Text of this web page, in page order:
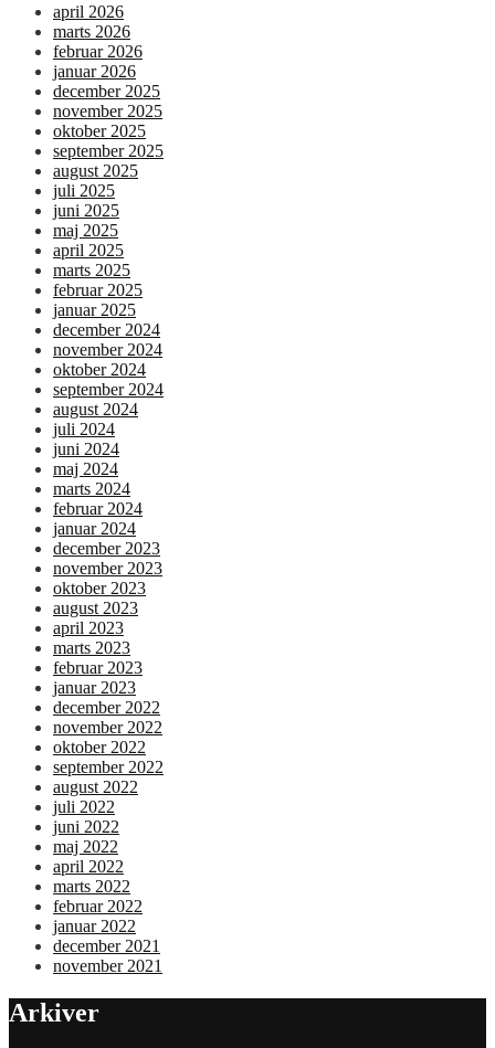
april 2026
marts 2026
februar 2026
januar 2026
december 2025
november 2025
oktober 2025
september 2025
august 2025
juli 2025
juni 2025
maj 2025
april 2025
marts 2025
februar 2025
januar 2025
december 2024
november 2024
oktober 2024
september 2024
august 2024
juli 2024
juni 2024
maj 2024
marts 2024
februar 2024
januar 2024
december 2023
november 2023
oktober 2023
august 2023
april 2023
marts 2023
februar 2023
januar 2023
december 2022
november 2022
oktober 2022
september 2022
august 2022
juli 2022
juni 2022
maj 2022
april 2022
marts 2022
februar 2022
januar 2022
december 2021
november 2021
Arkiver